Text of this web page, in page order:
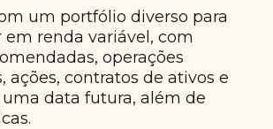
um portfólio diverso para
em renda variável, com
operações
ações, contratos de ativos e
data futura, além de